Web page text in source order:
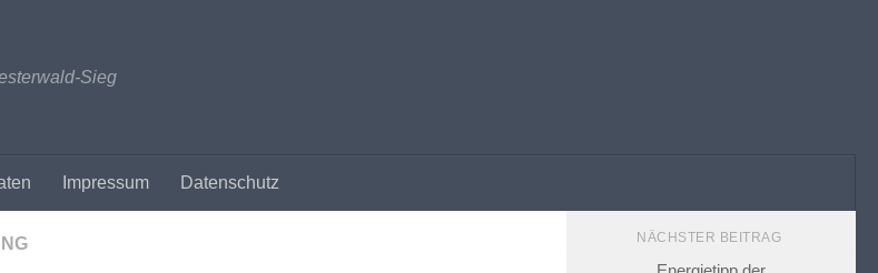
Sieg
Impressum Datenschutz
NÄCHSTER BEITRAG